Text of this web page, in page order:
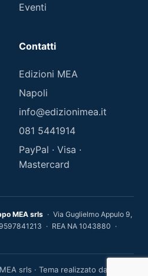
Eventi
Contatti
Edizioni MEA
Napoli
info@edizionimea.it
081 5441914
PayPal · Visa ·
Mastercard
MEA srls · Via Guglielmo Appulo 9,
· REA NA 1043880 ·
srls · Tema realizzato da MEA